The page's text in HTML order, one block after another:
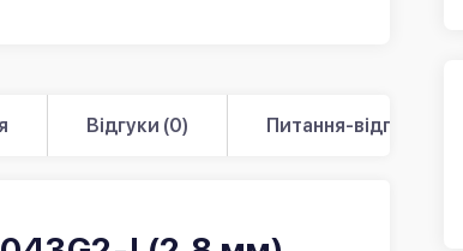
Відгуки (0) Питання-відповідь (0)